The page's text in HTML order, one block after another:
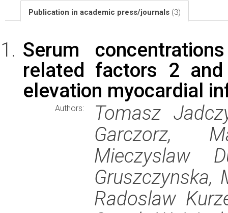
Publication in academic press/journals (3)
Serum
related factors 2 and
elevation myocardial
Authors:
Tomasz
Garczorz,
Mieczyslaw
Gruszczynska,
Radoslaw